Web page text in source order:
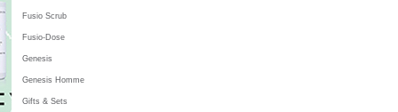
Fusio Scrub
Fusio-Dose
Genesis
Genesis Homme
Gifts & Sets